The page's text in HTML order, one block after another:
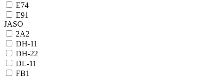
E74
E91
JASO
2А2
DH-11
DH-22
DL-11
FB1